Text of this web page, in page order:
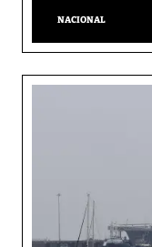
NACIONAL